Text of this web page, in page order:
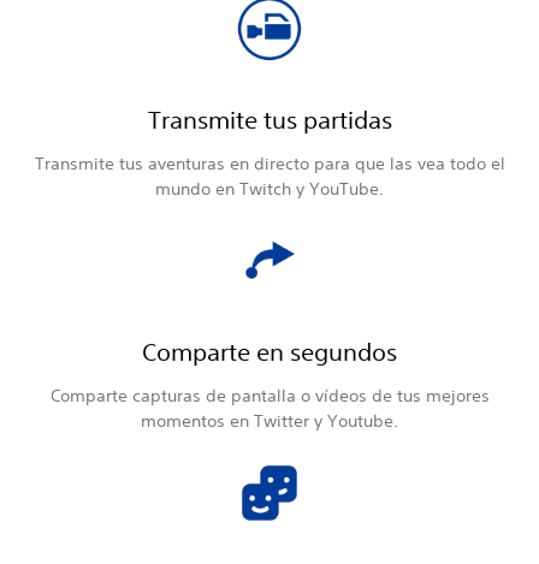
Transmite tus partidas
Transmite tus aventuras en directo para que las vea todo el
mundo en Twitch y YouTube.
Comparte en segundos
Comparte capturas de pantalla o vídeos de tus mejores
momentos en Twitter y Youtube.